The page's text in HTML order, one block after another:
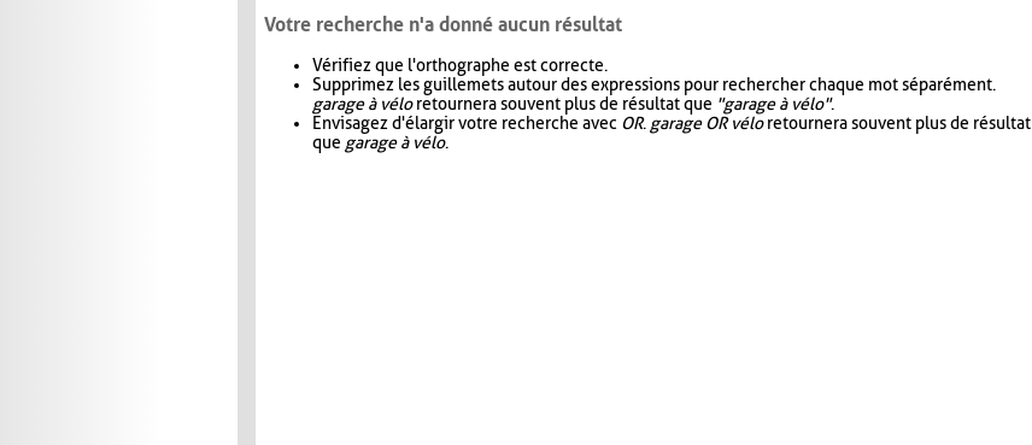
Votre recherche n'a donné aucun résultat
Vérifiez que l'orthographe est correcte.
Supprimez les guillemets autour des expressions pour rechercher chaque mot séparément.
garage à véloretournera souvent plus de résultat que "garage à vélo".
Envisagez d'élargir votre recherche avec OR. garage OR véloretournera souvent plus de résultat
que garage à vélo.